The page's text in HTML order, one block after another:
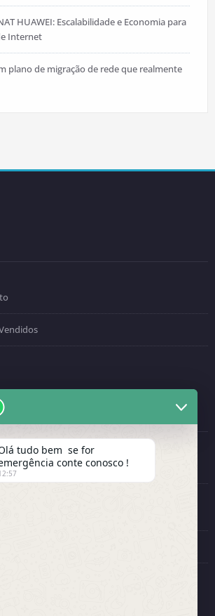
HUAWEI: Escalabilidade e Economia para
Internet
plano de migração de rede que realmente
DA FENINFRA? NÃO TOME
POR PRESSÃO.
com a Starlink? Passo a passo!
e Processamento: Como Desabilitar o
NE8000 e Direcionar para a Placa
tudo bem se for
conte conosco !